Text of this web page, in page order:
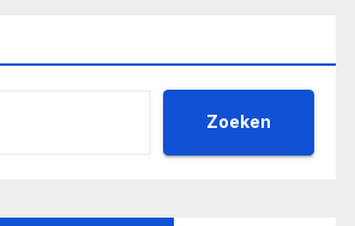
Zoeken